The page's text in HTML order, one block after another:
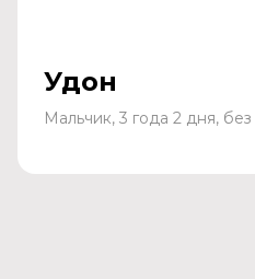
Удон
Мальчик, 3 года 2 дня,